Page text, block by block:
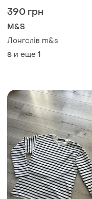
390 грн
M&S
Лонгслів m&s
S и еще 1